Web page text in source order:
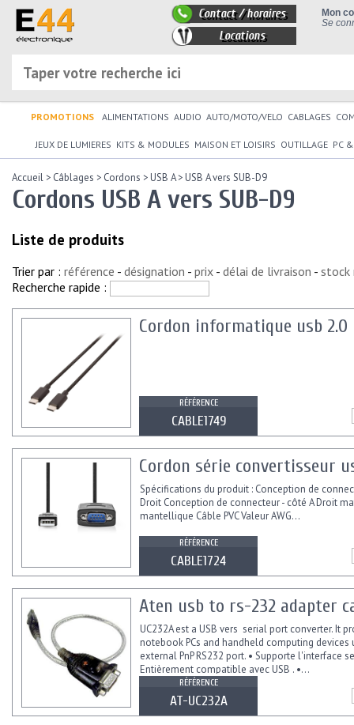
Mon
Se
Contact / horaires
Locations
PROMOTIONS ALIMENTATIONS AUDIO AUTO/MOTO/VELO CABLAGES
JEUX DE LUMIERES KITS & MODULES MAISON ET LOISIRS OUTILLAGE PC
Accueil > Câblages > Cordons >USB A>USB A vers SUB-D9
Cordons USB A vers SUB-D9
Liste de produits
Trier par : référence - désignation - prix - délai de livraison - stock
Recherche rapide :
Cordon informatique usb
RÉFÉRENCE
CABLE1749
Cordon série convertisseur
Spécifications du produit : Conception de
Droit Conception de connecteur - côté A Droit
mantellique Câble PVC Valeur AWG...
RÉFÉRENCE
CABLE1724
Aten usb to rs-232 adapter
UC232A est a USB vers serial port converter. It
notebook PCs and handheld computing devices
external PnP RS232 port. • Supporte l'interface
Entièrement compatible avec USB . •...
RÉFÉRENCE
AT-UC232A